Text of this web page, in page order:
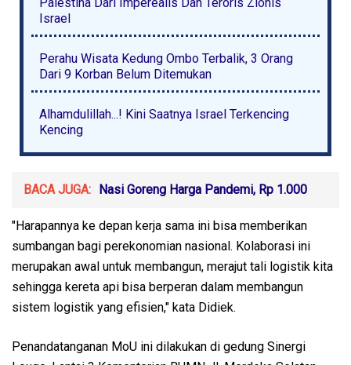
Israel
Perahu Wisata Kedung Ombo Terbalik, 3 Orang
Dari 9 Korban Belum Ditemukan
Alhamdulillah...! Kini Saatnya Israel Terkencing
Kencing
BACA JUGA: Nasi Goreng Harga Pandemi, Rp 1.000
"Harapannya ke depan kerja sama ini bisa memberikan
sumbangan bagi perekonomian nasional. Kolaborasi ini
merupakan awal untuk membangun, merajut tali logistik kita
sehingga kereta api bisa berperan dalam membangun
sistem logistik yang efisien," kata Didiek.
Penandatanganan MoU ini dilakukan di gedung Sinergi